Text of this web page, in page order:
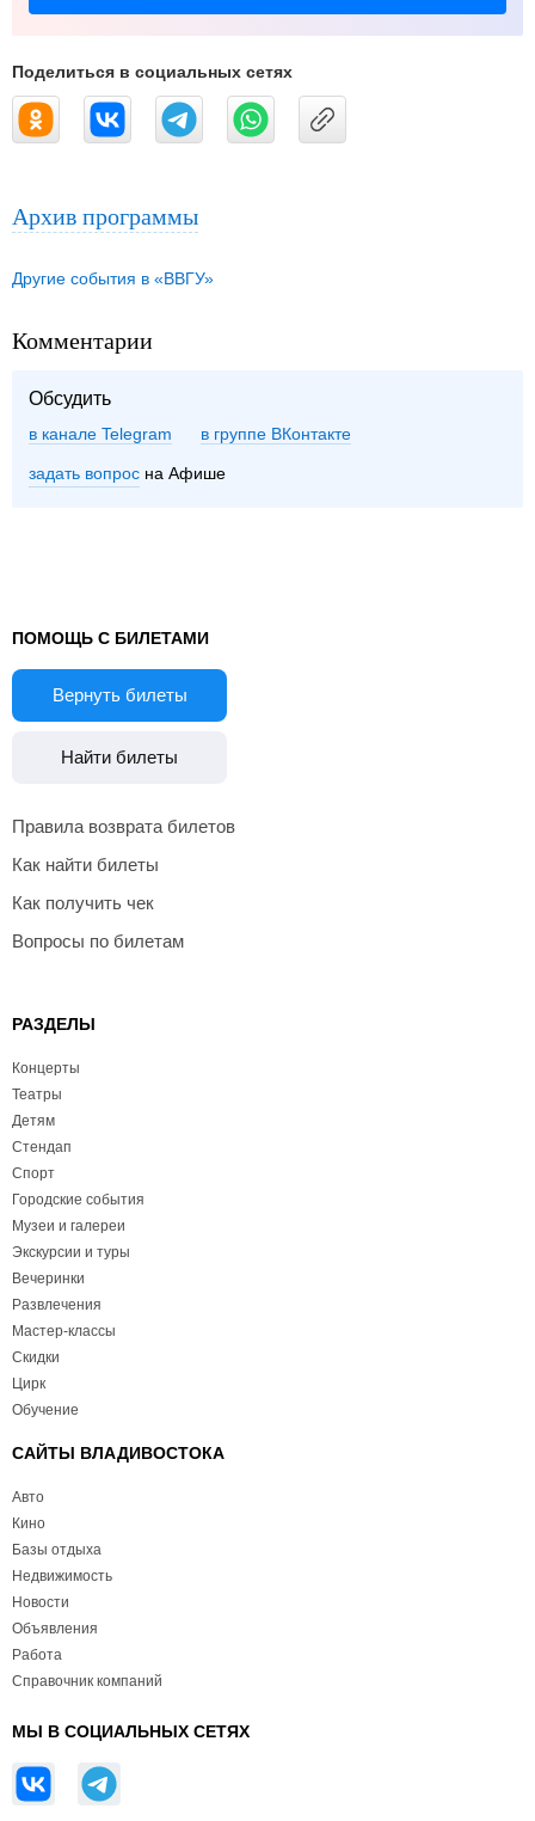
Поделиться в социальных сетях
Архив программы
Другие события в «ВВГУ»
Комментарии
Обсудить
в канале Telegram группе ВКонтакте
задать вопрос на Афише
ПОМОЩЬ С БИЛЕТАМИ
Вернуть билеты
Найти билеты
Правила возврата билетов
Как найти билеты
Как получить чек
Вопросы по билетам
РАЗДЕЛЫ
Концерты
Театры
Детям
Стендап
Спорт
Городские события
Музеи и галереи
Экскурсии и туры
Вечеринки
Развлечения
Мастер-классы
Скидки
Цирк
Обучение
САЙТЫ ВЛАДИВОСТОКА
Авто
Кино
Базы отдыха
Недвижимость
Новости
Объявления
Работа
Справочник компаний
МЫ В СОЦИАЛЬНЫХ СЕТЯХ